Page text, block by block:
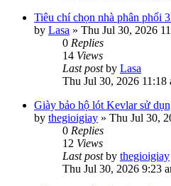
Tiêu chí chọn nhà phân phối
by Lasa » Thu Jul 30, 2026
0 Replies
14 Views
Last postby Lasa
Thu Jul 30, 2026 11:18
Giày bảo hộ lót Kevlar sử
by thegioigiay » Thu Jul 30,
0 Replies
12 Views
Last postby thegioigiay
Thu Jul 30, 2026 9:23